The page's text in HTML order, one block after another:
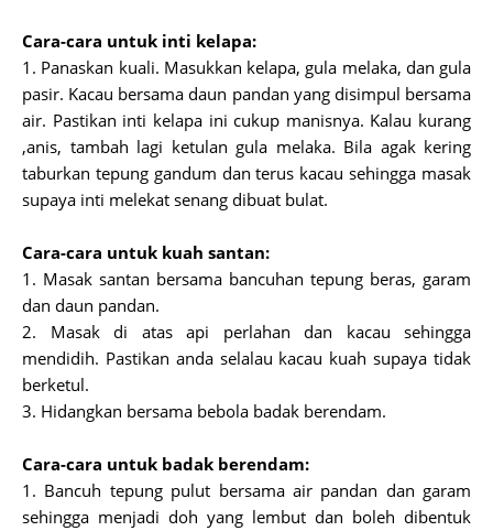
Cara-cara untuk inti kelapa:
1. Panaskan kuali. Masukkan kelapa, gula melaka, dan gula
pasir. Kacau bersama daun pandan yang disimpul bersama
air. Pastikan inti kelapa ini cukup manisnya. Kalau kurang
,anis, tambah lagi ketulan gula melaka. Bila agak kering
taburkan tepung gandum dan terus kacau sehingga masak
supaya inti melekat senang dibuat bulat.
Cara-cara untuk kuah santan:
1. Masak santan bersama bancuhan tepung beras, garam
dan daun pandan.
2. Masak di atas api perlahan dan kacau sehingga
mendidih. Pastikan anda selalau kacau kuah supaya tidak
berketul.
3. Hidangkan bersama bebola badak berendam.
Cara-cara untuk badak berendam:
1. Bancuh tepung pulut bersama air pandan dan garam
sehingga menjadi doh yang lembut dan boleh dibentuk